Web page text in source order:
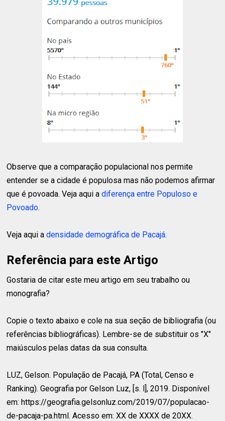
Observe que a comparação populacional nos permite
entender se a cidade é populosa mas não podemos afirmar
que é povoada. Veja aqui adiferença entre Populoso e
Povoado.
Veja aqui adensidade demográfica de Pacajá.
Referência para este Artigo
Gostaria de citar este meu artigo em seu trabalho ou
monografia?
Copie o texto abaixo e cole na sua seção de bibliografia (ou
referências bibliográficas). Lembre-se de substituir os "X"
maiúsculos pelas datas da sua consulta.
LUZ, Gelson. População de Pacajá, PA (Total, Censo e
Ranking). Geografia por Gelson Luz, [s. l], 2019. Disponível
em: https://geografia.gelsonluz.com/2019/07/populacao-
de-pacaja-pa.html. Acesso em: XX de XXXX de 20XX.